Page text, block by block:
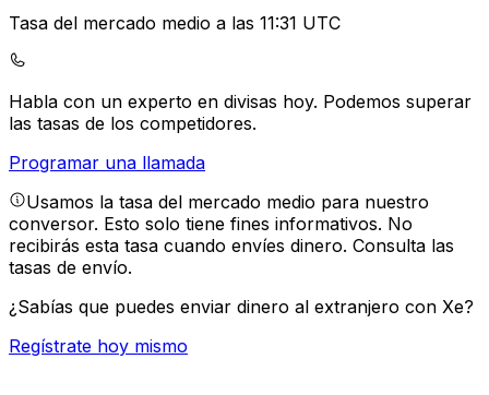
Tasa del mercado medio a las 11:31 UTC
Habla con un experto en divisas hoy. Podemos superar
las tasas de los competidores.
Programar una llamada
Usamos la tasa del mercado medio para nuestro
conversor. Esto solo tiene fines informativos. No
recibirás esta tasa cuando envíes dinero. Consulta las
tasas de envío.
¿Sabías que puedes enviar dinero al extranjero con Xe?
Regístrate hoy mismo